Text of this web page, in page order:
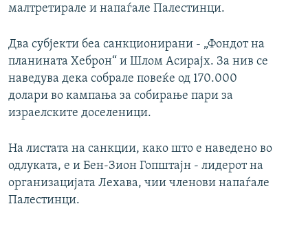
малтретирале и напаѓале Палестинци.
Два субјекти беа санкционирани - „Фондот на
планината Хеброн“ и Шлом Асирајх. За нив се
наведува дека собрале повеќе од 170.000
долари во кампања за собирање пари за
израелските доселеници.
На листата на санкции, како што е наведено во
одлуката, е и Бен-Зион Гопштајн - лидерот на
организацијата Лехава, чии членови напаѓале
Палестинци.